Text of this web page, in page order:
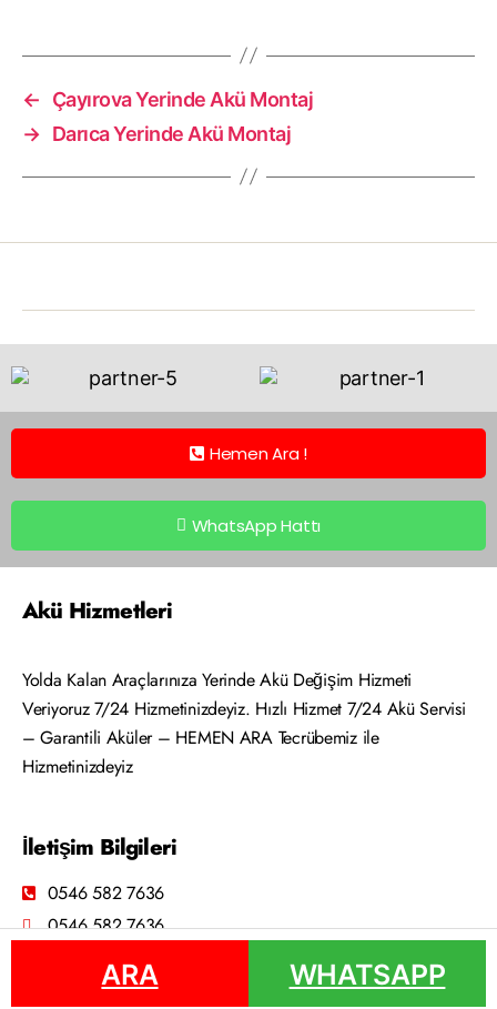
←
Çayırova Yerinde Akü Montaj
→ Darıca Yerinde Akü Montaj
ARA WHATSAPP
Hemen Ara !
WhatsApp Hattı
Akü Hizmetleri
Yolda Kalan Araçlarınıza Yerinde Akü Değişim Hizmeti
Veriyoruz 7/24 Hizmetinizdeyiz. Hızlı Hizmet 7/24 Akü Servisi
– Garantili Aküler – HEMEN ARA Tecrübemiz ile
Hizmetinizdeyiz
İletişim Bilgileri
0546 582 7636
0546 582 7636
Doğanay Otomotiv © 2022 | Vasi Web Tasarım
ARA WHATSAPP